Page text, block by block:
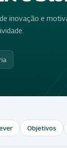
inovação e
Objetivos